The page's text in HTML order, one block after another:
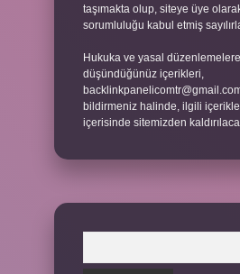
taşımakta olup, siteye üye
sorumluluğu kabul etmiş
Hukuka ve yasal
düşündüğünüz içerikleri,
bildirmeniz halinde, ilgili
içerisinde sitemizden